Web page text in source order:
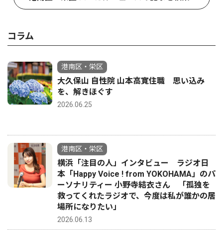
コラム
港南区・栄区
大久保山 自性院 山本高寛住職 思い込み
を、解きほぐす
2026.06.25
港南区・栄区
横浜「注目の人」インタビュー ラジオ日
本「Happy Voice ! from YOKOHAMA」のパ
ーソナリティー 小野寺結衣さん 「孤独を
救ってくれたラジオで、今度は私が誰かの居
場所になりたい」
2026.06.13